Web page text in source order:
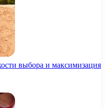
выбора и максимизация